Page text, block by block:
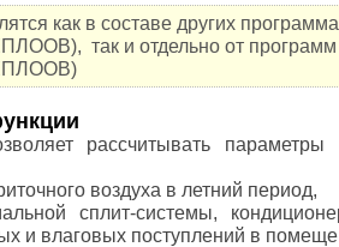
как в составе других
так и отдельно от программ
рассчитывать параметры
воздуха в летний период,
сплит-системы,
и влаговых поступлений в